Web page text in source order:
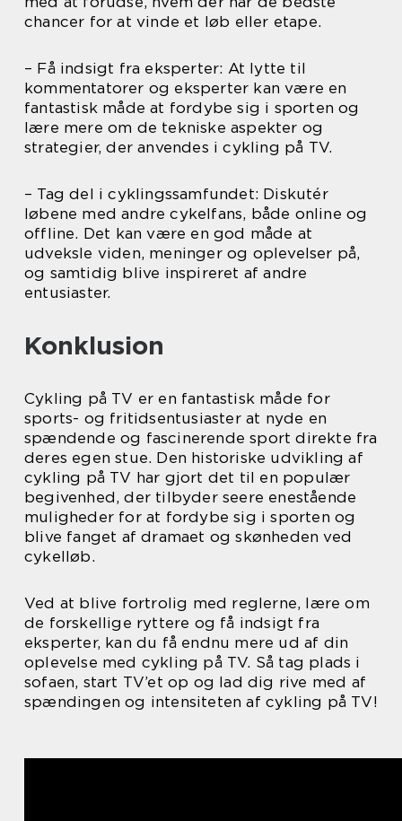
chancer for at vinde et løb eller etape.
– Få indsigt fra eksperter: At lytte til
kommentatorer og eksperter kan være en
fantastisk måde at fordybe sig i sporten og
lære mere om de tekniske aspekter og
strategier, der anvendes i cykling på TV.
– Tag del i cyklingssamfundet: Diskutér
løbene med andre cykelfans, både online og
offline. Det kan være en god måde at
udveksle viden, meninger og oplevelser på,
og samtidig blive inspireret af andre
entusiaster.
Konklusion
Cykling på TV er en fantastisk måde for
sports- og fritidsentusiaster at nyde en
spændende og fascinerende sport direkte fra
deres egen stue. Den historiske udvikling af
cykling på TV har gjort det til en populær
begivenhed, der tilbyder seere enestående
muligheder for at fordybe sig i sporten og
blive fanget af dramaet og skønheden ved
cykelløb.
Ved at blive fortrolig med reglerne, lære om
de forskellige ryttere og få indsigt fra
eksperter, kan du få endnu mere ud af din
oplevelse med cykling på TV. Så tag plads i
sofaen, start TV’et op og lad dig rive med af
spændingen og intensiteten af cykling på TV!